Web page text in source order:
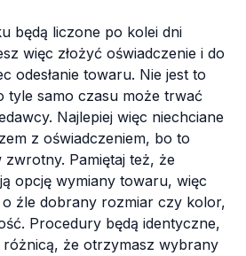
będą liczone po kolei dni
więc złożyć oświadczenie i do
odesłanie towaru. Nie jest to
tyle samo czasu może trwać
Najlepiej więc niechciane
z oświadczeniem, bo to
Pamiętaj też, że
opcję wymiany towaru, więc
źle dobrany rozmiar czy kolor,
Procedury będą identyczne,
że otrzymasz wybrany